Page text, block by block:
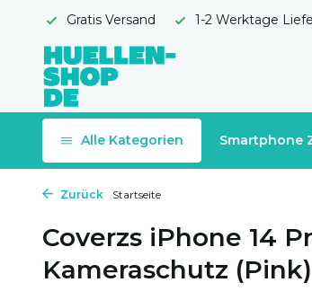
Gratis Versand 1-2 Werktage
Alle Kategorien Smartphone
Zurück Startseite
Coverzs iPhone 14
Kameraschutz (Pink)